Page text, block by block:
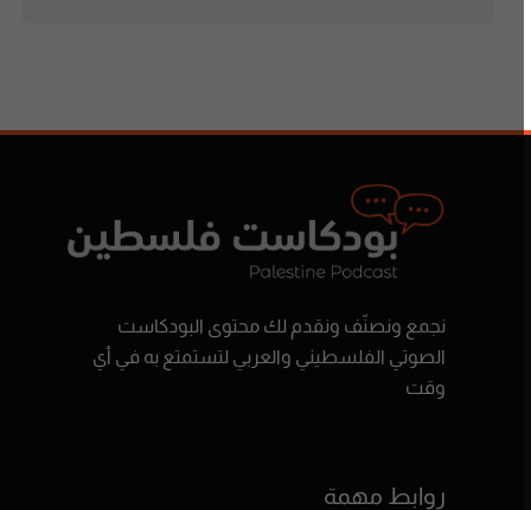
نجمع ونصنّف ونقدم لك محتوى البودكاست
الصوتي الفلسطيني والعربي لتستمتع به في أي
وقت
روابط مهمة